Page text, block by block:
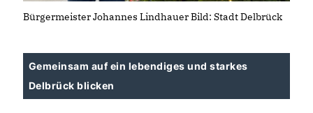
Bürgermeister Johannes Lindhauer Bild: Stadt Delbrück
Gemeinsam auf ein lebendiges und starkes
Delbrück blicken